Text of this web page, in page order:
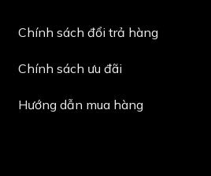
Chính sách đổi trả hàng
Chính sách ưu đãi
Hướng dẫn mua hàng